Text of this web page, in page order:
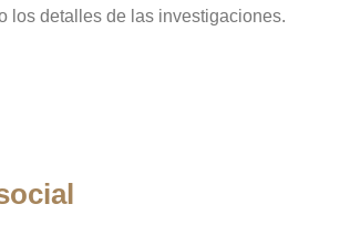
los detalles de las investigaciones.